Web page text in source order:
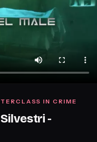
IN CRIME
-